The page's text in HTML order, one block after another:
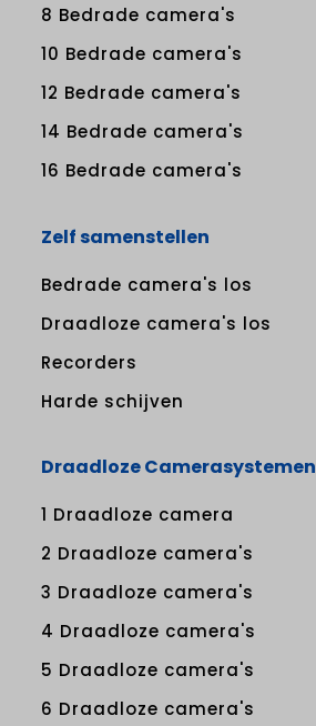
8 Bedrade camera's
10 Bedrade camera's
12 Bedrade camera's
14 Bedrade camera's
16 Bedrade camera's
Zelf samenstellen
Bedrade camera's los
Draadloze camera's los
Recorders
Harde schijven
Draadloze Camerasystemen
1 Draadloze camera
2 Draadloze camera's
3 Draadloze camera's
4 Draadloze camera's
5 Draadloze camera's
6 Draadloze camera's